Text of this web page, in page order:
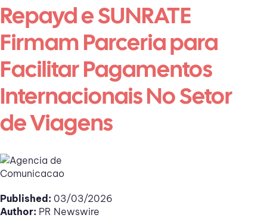
Repayd e SUNRATE
Firmam Parceria para
Facilitar Pagamentos
Internacionais No Setor
de Viagens
Published: 03/03/2026
Author: PR Newswire